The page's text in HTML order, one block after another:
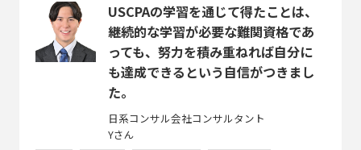
USCPAの学習を通じて得たことは、
継続的な学習が必要な難関資格であ
っても、努力を積み重ねれば自分に
も達成できるという自信がつきまし
た。
日系コンサル会社コンサルタント
Yさん